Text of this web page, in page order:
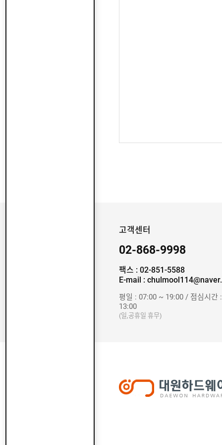
고객센터
02-868-9998
팩스 : 02-851-5588
E-mail :
평일 : 07:00 ~ 19:00 / 점심시간
13:00
(일,공휴일 휴무)